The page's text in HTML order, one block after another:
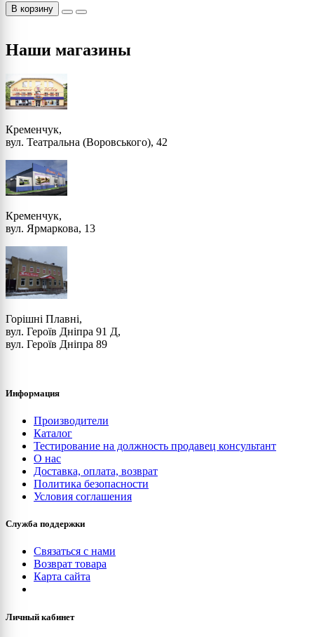
В корзину
Наши магазины
Кременчук,
вул. Театральна (Воровського), 42
Кременчук,
вул. Ярмаркова, 13
Горішні Плавні,
вул. Героїв Дніпра 91 Д,
вул. Героїв Дніпра 89
Информация
Производители
Каталог
Тестирование на должность продавец консультант
О нас
Доставка, оплата, возврат
Политика безопасности
Условия соглашения
Служба поддержки
Связаться с нами
Возврат товара
Карта сайта
Личный кабинет